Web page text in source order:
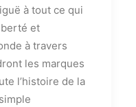
à tout ce qui
et
à travers
les marques
l’histoire de la